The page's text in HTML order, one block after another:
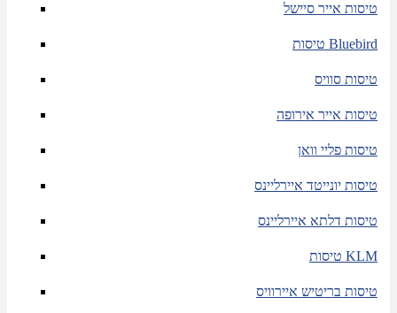
טיסות אייר סיישל
טיסות Bluebird
טיסות סוויס
טיסות אייר אירופה
טיסות פליי וואן
טיסות יונייטד איירליינס
טיסות דלתא איירליינס
טיסות KLM
טיסות בריטיש איירוויס